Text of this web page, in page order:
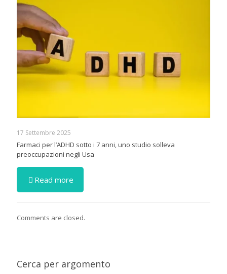
17 Settembre 2025
Farmaci per l’ADHD sotto i 7 anni, uno studio solleva
preoccupazioni negli Usa
Read more
Comments are closed.
Cerca per argomento